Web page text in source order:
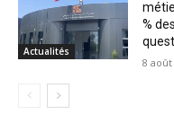
Actualités
%
8 août